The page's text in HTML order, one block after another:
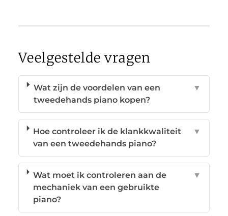
Veelgestelde vragen
Wat zijn de voordelen van een
tweedehands piano kopen?
▼
Hoe controleer ik de klankkwaliteit
van een tweedehands piano?
▼
Wat moet ik controleren aan de
mechaniek van een gebruikte
piano?
▼